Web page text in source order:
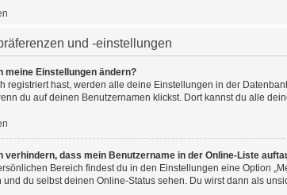
und -einstellungen
meine Einstellungen ändern?
registriert hast, werden alle deine Einstellungen in der
du auf deinen Benutzernamen klickst. Dort kannst du alle
verhindern, dass mein Benutzername in der Online-Liste
Bereich findest du in den Einstellungen eine Option
und du selbst deinen Online-Status sehen. Du wirst dann als